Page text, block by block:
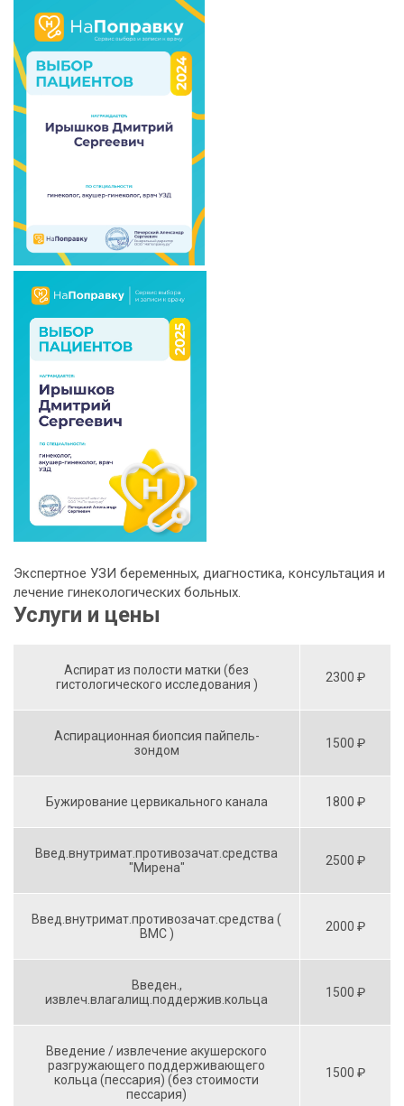
Экспертное УЗИ беременных, диагностика, консультация и
лечение гинекологических больных.
Услуги и цены
Аспират из полости матки (без
гистологического исследования )
2300 ₽
Аспирационная биопсия пайпель-
зондом
1500 ₽
Бужирование цервикального канала 1800 ₽
Введ.внутримат.противозачат.средства
"Мирена"
2500 ₽
Введ.внутримат.противозачат.средства (
BMC )
2000 ₽
Введен.,
извлеч.влагалищ.поддержив.кольца
1500 ₽
Введение / извлечение акушерского
разгружающего поддерживающего
кольца (пессария) (без стоимости
пессария)
1500 ₽